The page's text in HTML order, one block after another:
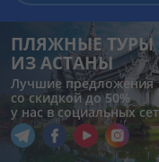
Горящие туры
Цены на туры
Страны
ПЛЯЖНЫЕ ТУРЫ
ИЗ АСТАНЫ
Лучшие предложения
со скидкой до 50%
у нас в социальных
Перейти в наш Telegram
Перейти в наш Facebook
Перейти в наш
Перейти в